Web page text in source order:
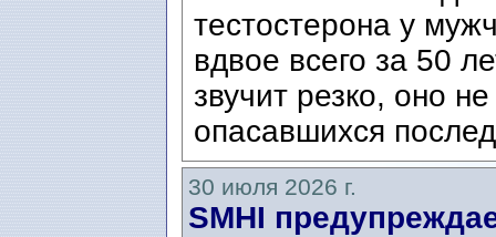
тестостерона у
вдвое всего за 50
звучит резко, оно
опасавшихся
30 июля 2026 г.
SMHI